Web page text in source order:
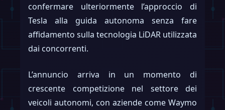
confermare ulteriormente l’approccio di
Tesla alla guida autonoma senza fare
affidamento sulla tecnologia LiDAR utilizzata
dai concorrenti.
L’annuncio arriva in un momento di
crescente competizione nel settore dei
veicoli autonomi, con aziende come Waymo